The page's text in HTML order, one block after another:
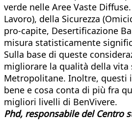
verde nelle Aree Vaste
Lavoro), della Sicurezza
pro-capite, Desertificazione
misura statisticamente
Sulla base di queste
migliorare la qualità della vita
Metropolitane. Inoltre, questi
bene e cosa conta di più fra
migliori livelli di BenVivere.
Phd, responsabile del Centro